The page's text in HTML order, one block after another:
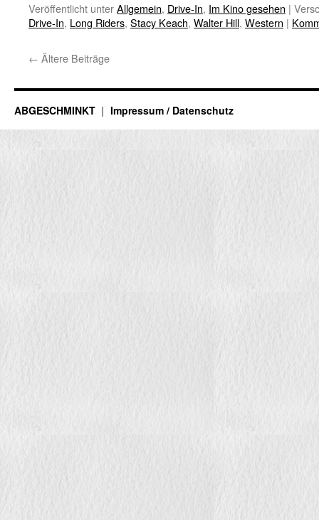
Veröffentlicht unterAllgemein, Drive-In, Im Kino gesehen |
Drive-In, Long Riders, Stacy Keach, Walter Hill, Western |
← Ältere Beiträge
ABGESCHMINKT Impressum / Datenschutz